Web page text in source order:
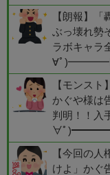
【朗報】「
ぶっ壊れ勢
ラボキャ
∀ﾟ)━━━━!!
【モンスト
かぐや様は
判明！！
∀ﾟ
【今回の
けよ」かぐ